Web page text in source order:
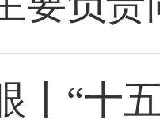
丨“十